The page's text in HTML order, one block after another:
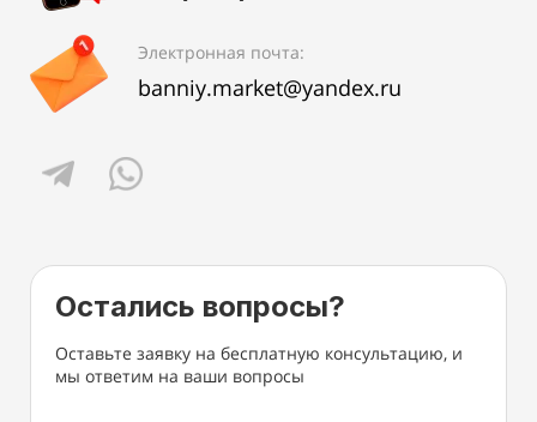
Электронная почта:
banniy.market@yandex.ru
Остались вопросы?
Оставьте заявку на бесплатную консультацию, и
мы ответим на ваши вопросы